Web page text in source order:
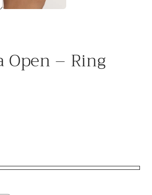
Open – Ring